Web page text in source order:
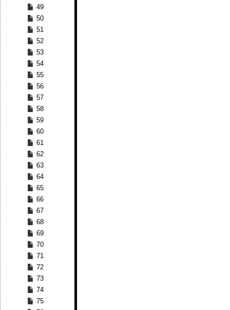
49
50
51
52
53
54
55
56
57
58
59
60
61
62
63
64
65
66
67
68
69
70
71
72
73
74
75